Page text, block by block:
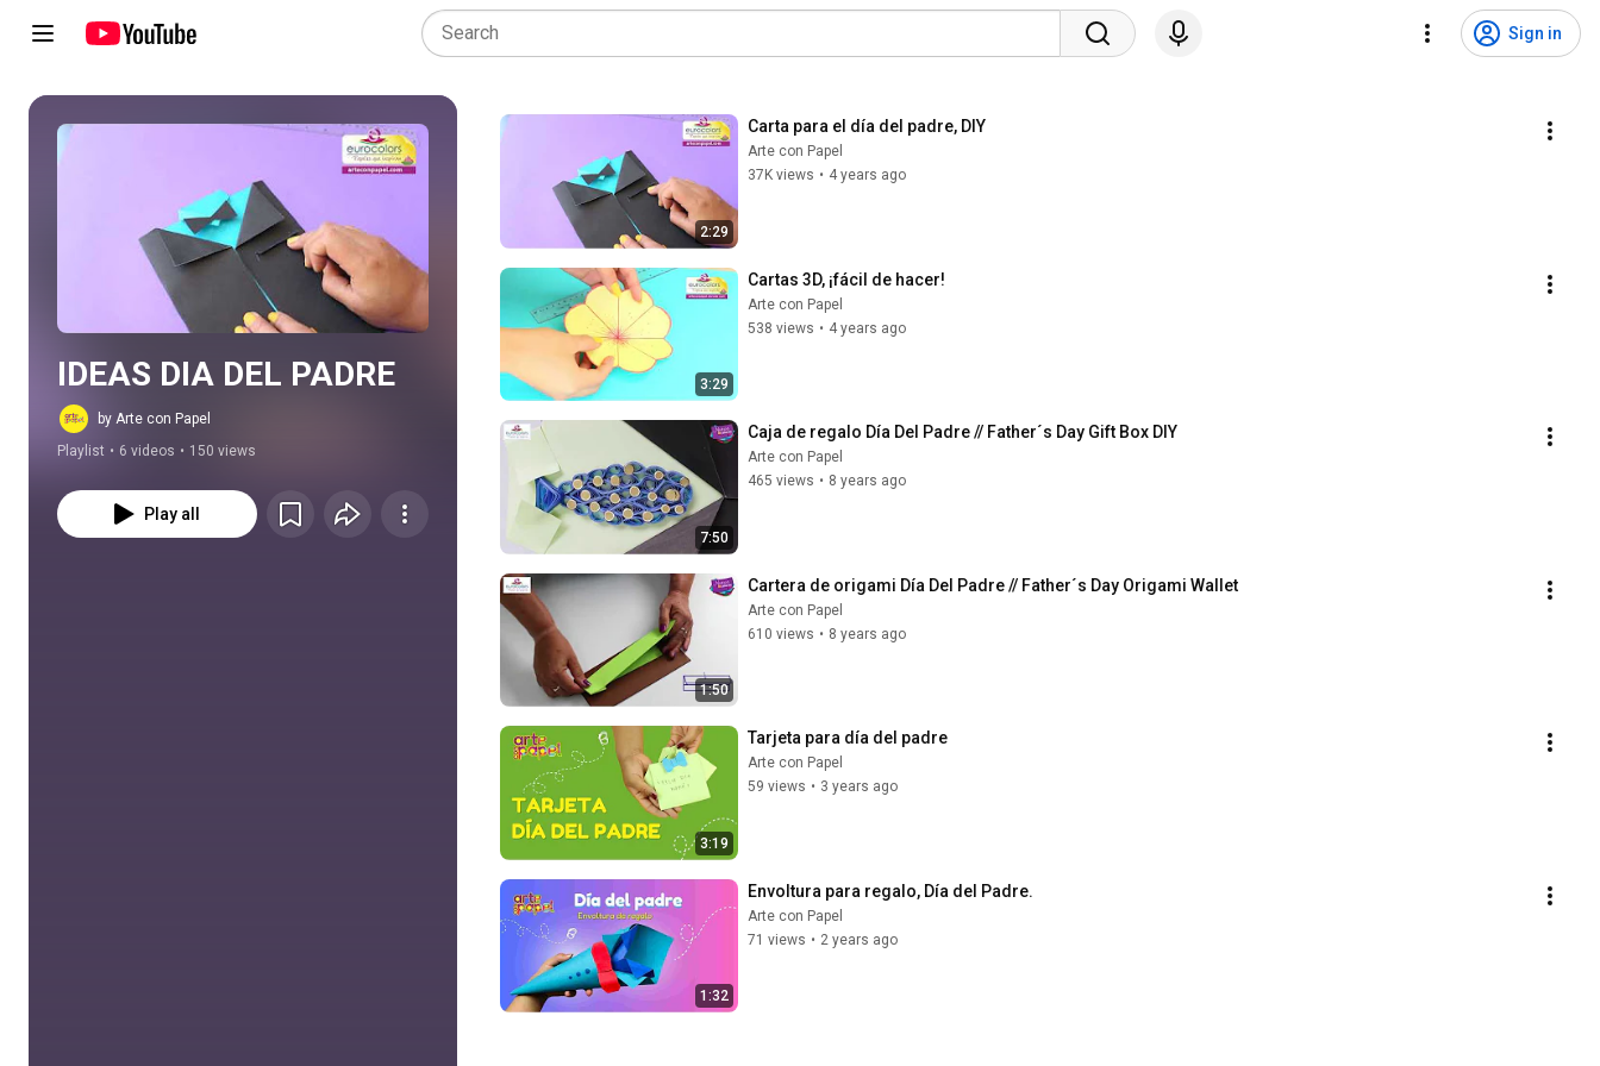
Sign in
Play all
IDEAS DIA DEL PADRE
by Arte con Papel
Playlist • 6 videos • 150 views
Play all
2:29
Carta para el día del padre, DIY
Arte con Papel
37K views • 4 years ago
3:29
Cartas 3D, ¡fácil de hacer!
Arte con Papel
538 views • 4 years ago
7:50
Caja de regalo Día Del Padre // Father´s Day Gift Box DIY
Arte con Papel
465 views • 8 years ago
1:50
Cartera de origami Día Del Padre // Father´s Day Origami Wallet
Arte con Papel
610 views • 8 years ago
3:19
Tarjeta para día del padre
Arte con Papel
59 views • 3 years ago
1:32
Envoltura para regalo, Día del Padre.
Arte con Papel
71 views • 2 years ago